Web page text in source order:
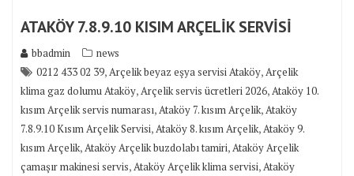
ATAKÖY 7.8.9.10 KISIM ARÇELİK SERVİSİ
bbadmin
news
0212 433 02 39,Arçelik beyaz eşya servisi Ataköy,Arçelik
klima gaz dolumu Ataköy,Arçelik servis ücretleri 2026,Ataköy 10.
kısım Arçelik servis numarası,Ataköy 7. kısım Arçelik,Ataköy
7.8.9.10 Kısım Arçelik Servisi,Ataköy 8. kısım Arçelik,Ataköy 9.
kısım Arçelik,Ataköy Arçelik buzdolabı tamiri,Ataköy Arçelik
çamaşır makinesi servis,Ataköy Arçelik klima servisi,Ataköy